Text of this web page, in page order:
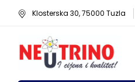
Klosterska 30, 75000 Tuzla